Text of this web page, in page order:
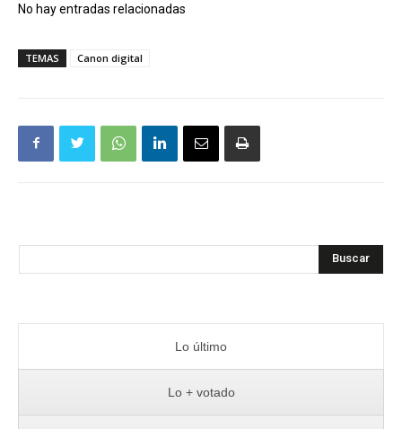
No hay entradas relacionadas
TEMAS Canon digital
Buscar
Lo último
Lo + votado